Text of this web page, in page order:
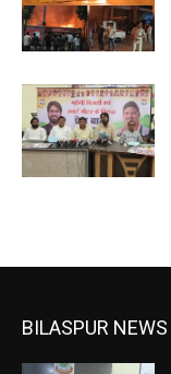
BILASPUR NEWS